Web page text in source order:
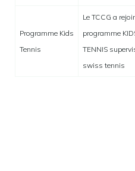
Programme Kids
Tennis
Le TCCG a
programme
TENNIS
swiss tennis